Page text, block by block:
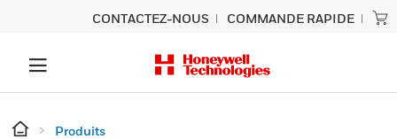
CONTACTEZ-NOUS COMMANDE RAPIDE
Produits